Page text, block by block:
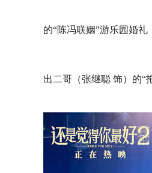
的“陈冯联姻”游乐园婚
出二哥（张继聪 饰）的“